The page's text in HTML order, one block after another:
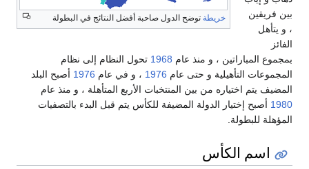
صاحبة أفضل النتائج في البطولة
تحول النظام إلى نظام
، و في عام1976أصبح البلد
الأربع المتأهلة ، و منذ عام
للكأس يتم قبل البدء بالتصفيات